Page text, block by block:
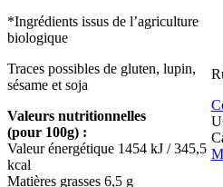
*Ingrédients issus de l’agriculture
biologique
Traces possibles de gluten, lupin,
sésame et soja
Valeurs nutritionnelles
(pour 100g) :
Valeur énergétique 1454 kJ / 345,5
kcal
Matières grasses 6,5 g